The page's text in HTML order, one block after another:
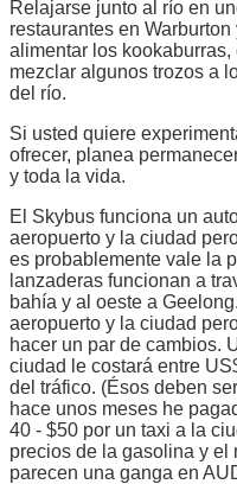
Relajarse junto al río en
restaurantes en
alimentar los
mezclar algunos trozos a
del río.
Si usted quiere
ofrecer, planea
y toda la vida.
El Skybus funciona un
aeropuerto y la ciudad
es probablemente vale la
lanzaderas funcionan a
bahía y al oeste a
aeropuerto y la ciudad
hacer un par de cambios.
ciudad le costará entre
del tráfico. (Ésos deben
hace unos meses he
40 - $50 por un taxi a la
precios de la gasolina y el
parecen una ganga en